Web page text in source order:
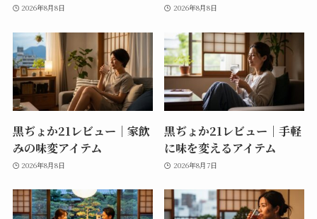
2026年8月8日 2026年8月8日
黒ぢょか21レビュー｜家飲
みの味変アイテム
2026年8月8日
黒ぢょか21レビュー｜手軽
に味を変えるアイテム
2026年8月7日